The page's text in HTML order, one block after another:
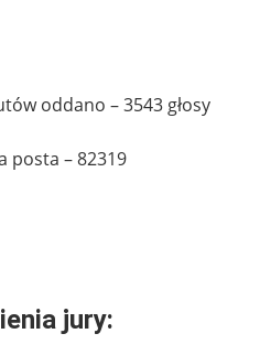
oddano – 3543 głosy
posta – 82319
jury: